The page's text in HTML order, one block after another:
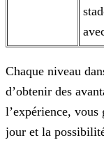
Chaque niveau
d’obtenir des
l’expérience, vous
jour et la